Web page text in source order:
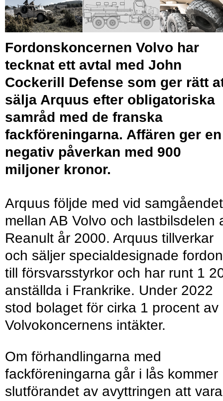
Fordonskoncernen Volvo har
tecknat ett avtal med John
Cockerill Defense som ger rätt
sälja Arquus efter obligatoriska
samråd med de franska
fackföreningarna. Affären ger en
negativ påverkan med 900
miljoner kronor.
Arquus följde med vid samgåendet
mellan AB Volvo och lastbilsdelen
Reanult år 2000. Arquus tillverkar
och säljer specialdesignade fordon
till försvarsstyrkor och har runt 1
anställda i Frankrike. Under 2022
stod bolaget för cirka 1 procent av
Volvokoncernens intäkter.
Om förhandlingarna med
fackföreningarna går i lås kommer
slutförandet av avyttringen att vara